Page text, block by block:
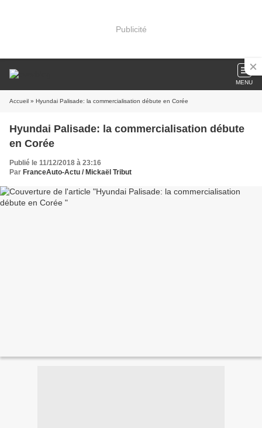
Publicité
MENU
Accueil » Hyundai Palisade: la commercialisation débute en Corée
Hyundai Palisade: la commercialisation débute
en Corée
Publié le 11/12/2018 à 23:16
Par FranceAuto-Actu / Mickaël Tribut